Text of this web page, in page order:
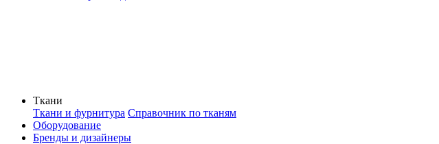
Ткани
Ткани и фурнитура Справочник по тканям
Оборудование
Бренды и дизайнеры